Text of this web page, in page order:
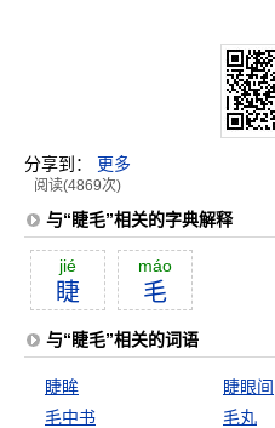
分享到： 更多
阅读(4869次)
与“睫毛”相关的字典解释
jié
睫
máo
毛
与“睫毛”相关的词语
睫眸 睫眼间
毛中书
毛丸